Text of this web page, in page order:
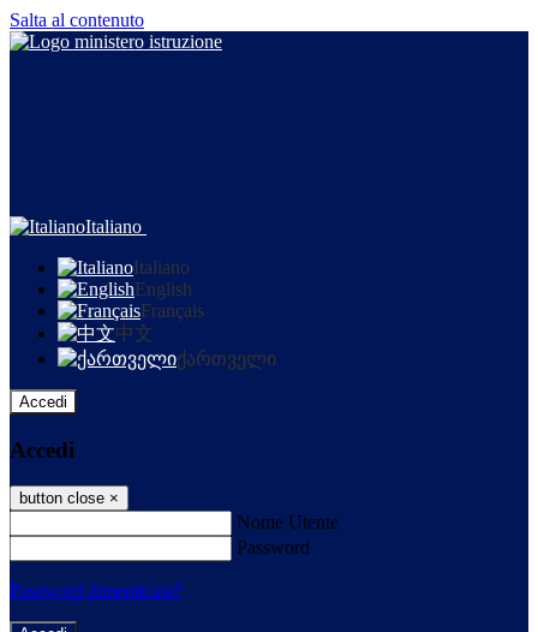
Salta al contenuto
Italiano
Italiano
English
Français
中文
ქართველი
Accedi
Accedi
button close ×
Nome Utente
Password
Password dimenticata?